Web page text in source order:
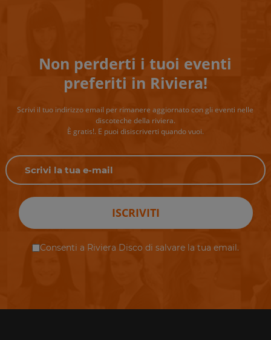
Non perderti i tuoi eventi
preferiti in Riviera!
Scrivi il tuo indirizzo email per rimanere aggiornato con gli eventi nelle
discoteche della riviera.
È gratis!. E puoi disiscriverti quando vuoi.
ISCRIVITI
Consenti a Riviera Disco di salvare la tua email.